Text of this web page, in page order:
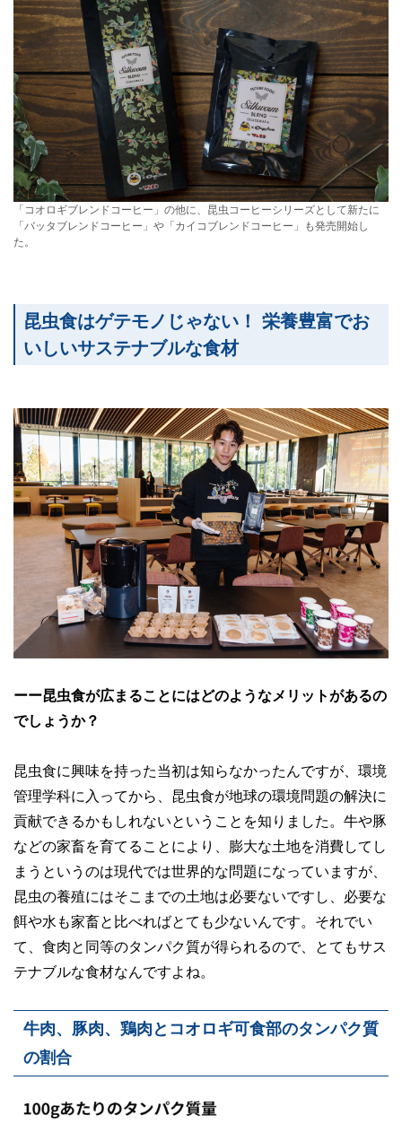
「コオロギブレンドコーヒー」の他に、昆虫コーヒーシリーズとして新たに
「バッタブレンドコーヒー」や「カイコブレンドコーヒー」も発売開始し
た。
昆虫食はゲテモノじゃない！ 栄養豊富でお
いしいサステナブルな食材
ーー昆虫食が広まることにはどのようなメリットがあるの
でしょうか？
昆虫食に興味を持った当初は知らなかったんですが、環境
管理学科に入ってから、昆虫食が地球の環境問題の解決に
貢献できるかもしれないということを知りました。牛や豚
などの家畜を育てることにより、膨大な土地を消費してし
まうというのは現代では世界的な問題になっていますが、
昆虫の養殖にはそこまでの土地は必要ないですし、必要な
餌や水も家畜と比べればとても少ないんです。それでい
て、食肉と同等のタンパク質が得られるので、とてもサス
テナブルな食材なんですよね。
牛肉、豚肉、鶏肉とコオロギ可食部のタンパク質
の割合